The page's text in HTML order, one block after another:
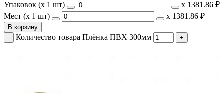
Упаковок (x 1 шт)
х 1381.86 ₽
Мест (x 1 шт)
х 1381.86 ₽
В корзину
Количество товара Плёнка ПВХ 300мм